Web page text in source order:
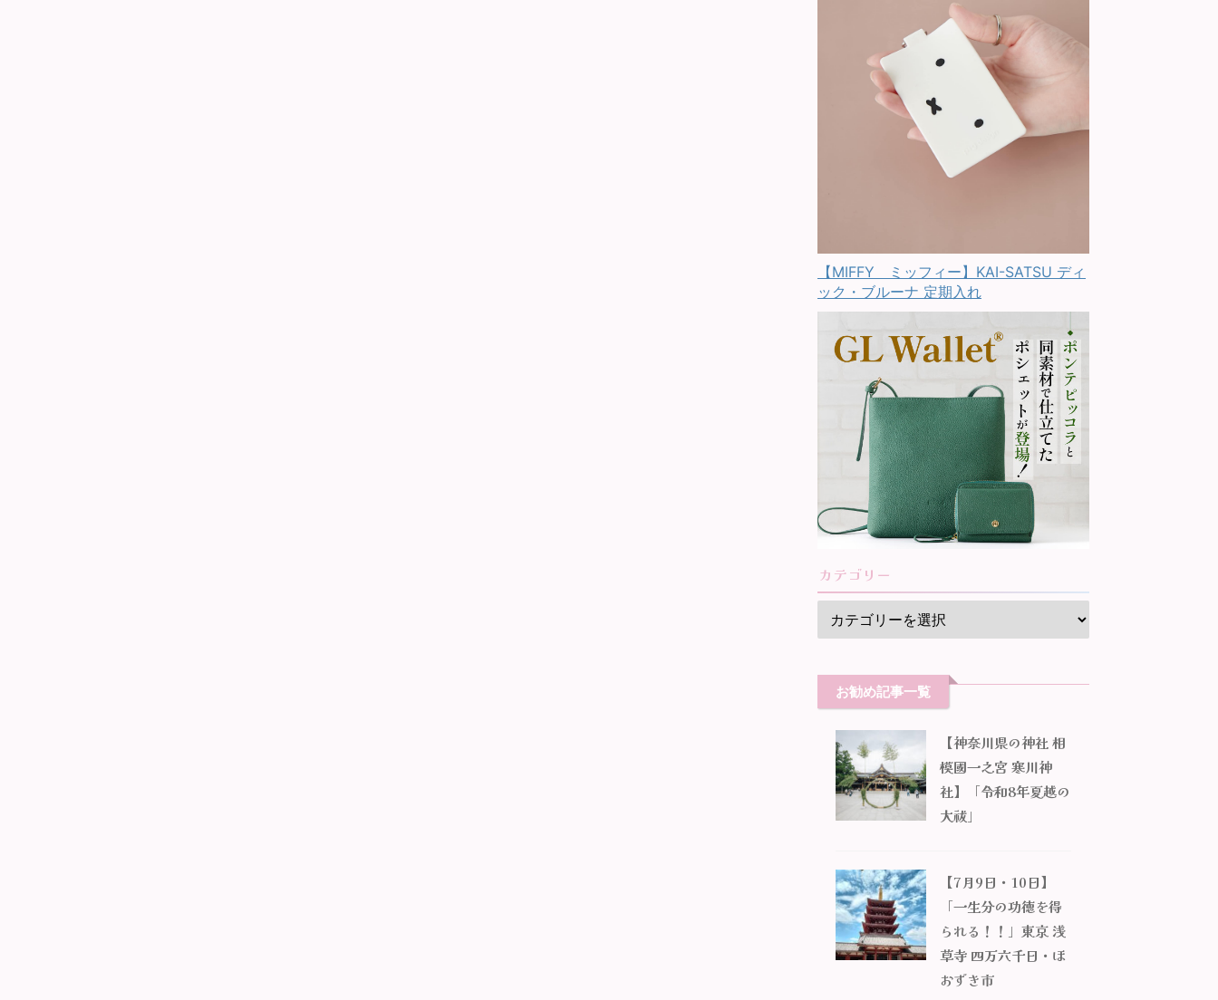
【MIFFY ミッフィー】KAI-SATSU ディ
ック・ブルーナ 定期入れ
カテゴリー
お勧め記事一覧
【神奈川県の神社 相
模國一之宮 寒川神
社】「令和8年夏越の
大祓」
【7月9日・10日】
「一生分の功徳を得
られる！！」東京 浅
草寺 四万六千日・ほ
おずき市